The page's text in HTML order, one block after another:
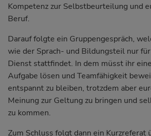
Kompetenz zur Selbstbeurteilung und
Beruf.
Darauf folgte ein Gruppengespräch,
wie der Sprach- und Bildungsteil nur
Dienst stattfindet. In dem müsst ihr
Aufgabe lösen und Teamfähigkeit
entspannt zu bleiben, trotzdem aber
Meinung zur Geltung zu bringen und
zu kommen.
Zum Schluss folgt dann ein Kurzreferat